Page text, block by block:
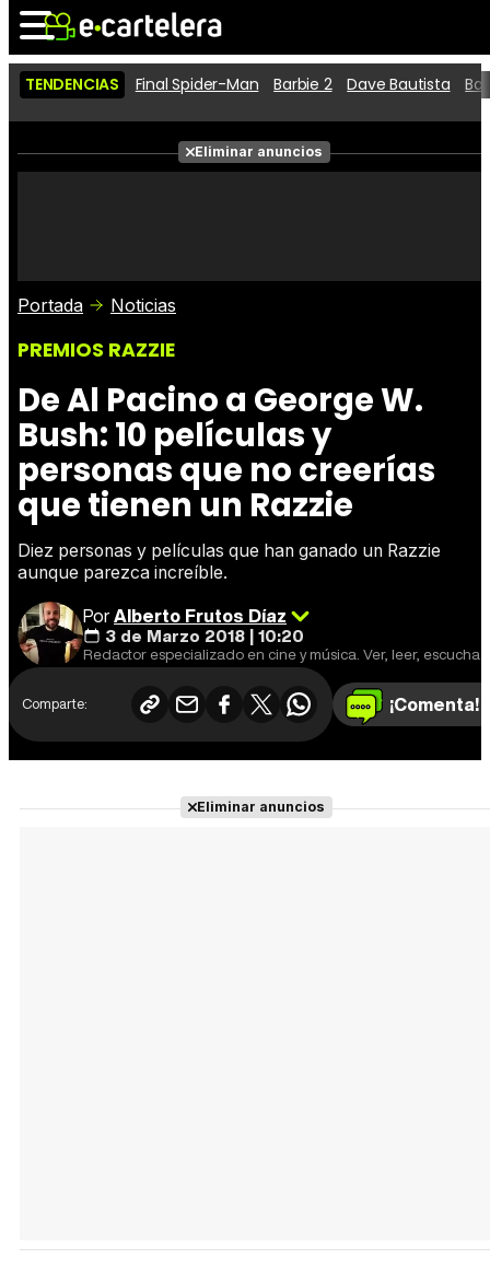
Noticias Cartelera
Películas
Críticas
TENDENCIAS Final Spider-Man Barbie 2 Dave Bautista
Eliminar anuncios
Portada Noticias
PREMIOS RAZZIE
De Al Pacino a George W.
Bush: 10 películas y
personas que no creerías
que tienen un Razzie
Diez personas y películas que han ganado un Razzie
aunque parezca increíble.
PorAlberto Frutos Díaz
3 de Marzo 2018 | 10:20
Comparte: ¡Comenta!
Eliminar anuncios